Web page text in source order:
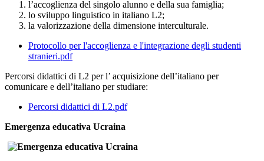
l’accoglienza del singolo alunno e della sua famiglia;
lo sviluppo linguistico in italiano L2;
la valorizzazione della dimensione interculturale.
Protocollo per l'accoglienza e l'integrazione degli studenti
stranieri.pdf
Percorsi didattici di L2 per l’ acquisizione dell’italiano per
comunicare e dell’italiano per studiare:
Percorsi didattici di L2.pdf
Emergenza educativa Ucraina